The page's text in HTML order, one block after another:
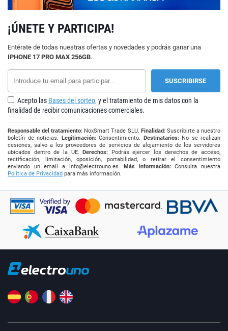
¡ÚNETE Y PARTICIPA!
Entérate de todas nuestras ofertas y novedades y podrás ganar una
IPHONE 17 PRO MAX 256GB.
Acepto las Bases del sorteo, y el tratamiento de mis datos con la
finalidad de recibir comunicaciones comerciales.
Responsable del tratamiento: NoxSmart Trade SLU. Finalidad:Suscribirte a nuestro
boletín de noticias. Legitimación:Consentimiento. Destinatarios:No se realizan
cesiones, salvo a los proveedores de servicios de alojamiento de los servidores
ubicados dentro de la UE.Derechos: Podrás ejercer los derechos de acceso,
rectificación, limitación, oposición, portabilidad, o retirar el consentimiento
enviando un email a info@electrouno.es.Más información:Consulta nuestra
Política de Privacidad para más información.